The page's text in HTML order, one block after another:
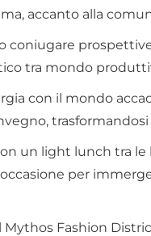
accanto alla
coniugare
tra mondo
con il mondo
un light lunch tra
per
Mythos Fashion